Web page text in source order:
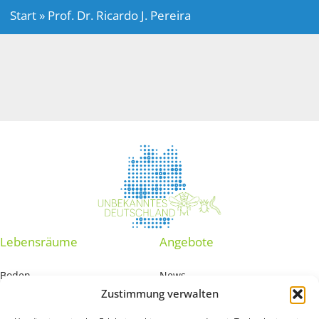
Zustimmung verwalten
Start» Prof. Dr. Ricardo J. Pereira
Lebensräume
Boden
Angebote
News
Interaktive Karte